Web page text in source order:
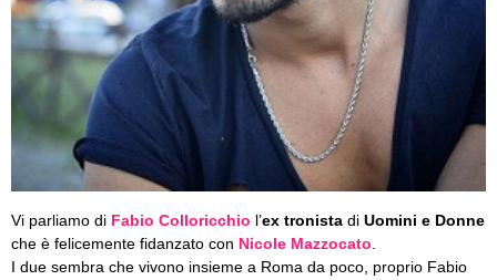
Vi parliamo di Fabio Colloricchio l’ex tronista di Uomini e Donne
che è felicemente fidanzato con Nicole Mazzocato
I due sembra che vivono insieme a Roma da poco, proprio Fabio